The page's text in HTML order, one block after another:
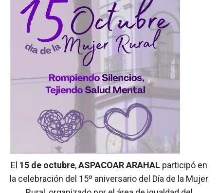
El 15 de octubre,ASPACOAR ARAHAL participó en
la celebración del 15º aniversario del Día de la Mujer